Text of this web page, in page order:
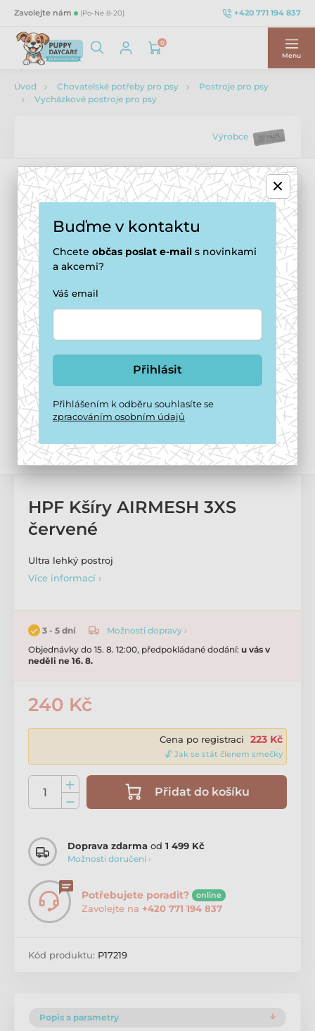
Zavolejte nám (Po-Ne 8-20) +420 771 194 837
0
Menu
Úvod Chovatelské potřeby pro psy
Postroje pro psy
Vycházkové postroje pro psy
Výrobce
HPF Kšíry AIRMESH 3XS
červené
Ultra lehký postroj
Více informací ›
3 - 5 dní
Možnosti dopravy ›
Objednávky do 15. 8. 12:00, předpokládané dodání: u vás v
neděli ne 16. 8.
240 Kč
Cena po registraci 223 Kč
🔓 Jak se stát členem smečky
Přidat do košíku
Doprava zdarma od 1 499 Kč
Možnosti doručení ›
Potřebujete poradit? online
Zavolejte na +420 771 194 837
Kód produktu: P17219
Popis a parametry
Buďme v kontaktu
Chcete občas poslat e-mail s novinkami
a akcemi?
Váš email
Přihlásit
Přihlášením k odběru souhlasíte se
zpracováním osobním údajů